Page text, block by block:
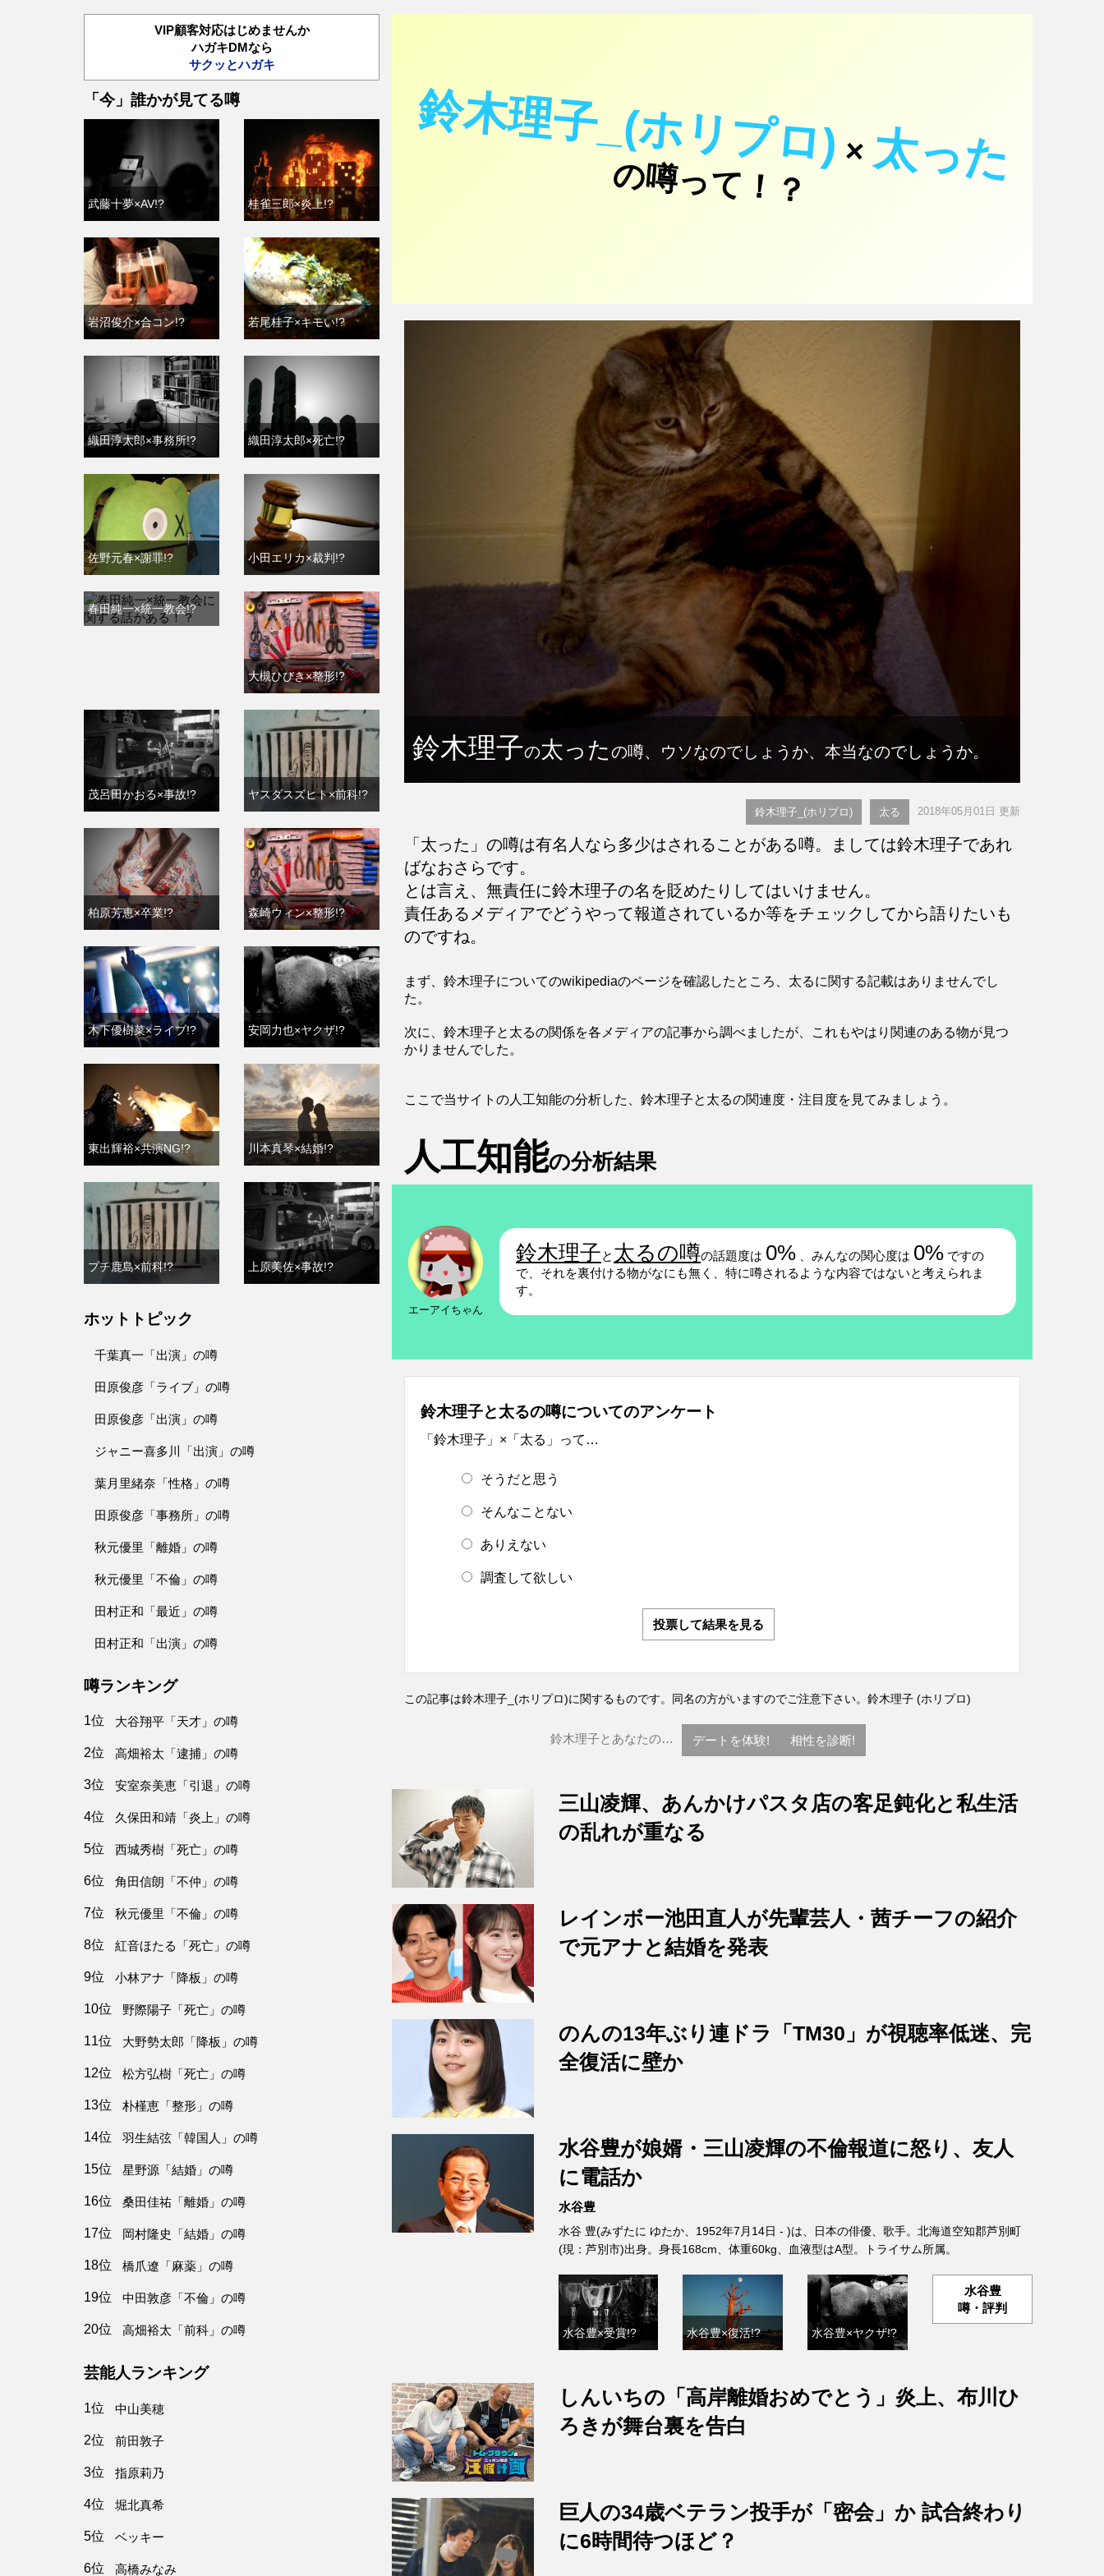
鈴木理子_(ホリプロ) × 太った
の噂って！？
鈴木理子の太ったの噂、ウソなのでしょうか、本当なのでしょうか。
鈴木理子_(ホリプロ) 太る 2018年05月01日 更新
「太った」の噂は有名人なら多少はされることがある噂。ましては鈴木理子であれ
ばなおさらです。
とは言え、無責任に鈴木理子の名を貶めたりしてはいけません。
責任あるメディアでどうやって報道されているか等をチェックしてから語りたいも
のですね。
まず、鈴木理子についてのwikipediaのページを確認したところ、太るに関する記載はありませんでし
た。
次に、鈴木理子と太るの関係を各メディアの記事から調べましたが、これもやはり関連のある物が見つ
かりませんでした。
ここで当サイトの人工知能の分析した、鈴木理子と太るの関連度・注目度を見てみましょう。
人工知能の分析結果
エーアイちゃん
鈴木理子と 太るの噂の話題度は 0% 、みんなの関心度は 0% ですの
で、それを裏付ける物がなにも無く、特に噂されるような内容ではないと考えられま
す。
鈴木理子と太るの噂についてのアンケート
「鈴木理子」×「太る」って…
そうだと思う
そんなことない
ありえない
調査して欲しい
投票して結果を見る
この記事は鈴木理子_(ホリプロ)に関するものです。同名の方がいますのでご注意下さい。 鈴木理子 (ホリプロ)
鈴木理子とあなたの… デートを体験! 相性を診断!
三山凌輝、あんかけパスタ店の客足鈍化と私生活
の乱れが重なる
レインボー池田直人が先輩芸人・茜チーフの紹介
で元アナと結婚を発表
のんの13年ぶり連ドラ「TM30」が視聴率低迷、完
全復活に壁か
水谷豊が娘婿・三山凌輝の不倫報道に怒り、友人
に電話か
水谷豊
水谷 豊(みずたに ゆたか、1952年7月14日 - )は、日本の俳優、歌手。北海道空知郡芦別町
(現：芦別市)出身。身長168cm、体重60kg、血液型はA型。トライサム所属。
水谷豊×受賞!? 水谷豊×復活!? 水谷豊×ヤクザ!?
水谷豊
噂・評判
しんいちの「高岸離婚おめでとう」炎上、布川ひ
ろきが舞台裏を告白
巨人の34歳ベテラン投手が「密会」か 試合終わり
に6時間待つほど？
VIP顧客対応はじめませんか
ハガキDMなら
サクッとハガキ
「今」誰かが見てる噂
武藤十夢×AV!? 桂雀三郎×炎上!?
岩沼俊介×合コン!? 若尾桂子×キモい!?
織田淳太郎×事務所!? 織田淳太郎×死亡!?
佐野元春×謝罪!? 小田エリカ×裁判!?
春田純一×統一教会!?
大槻ひびき×整形!?
茂呂田かおる×事故!? ヤスダスズヒト×前科!?
柏原芳恵×卒業!? 森崎ウィン×整形!?
木下優樹菜×ライブ!? 安岡力也×ヤクザ!?
東出輝裕×共演NG!? 川本真琴×結婚!?
プチ鹿島×前科!? 上原美佐×事故!?
ホットトピック
千葉真一「出演」の噂
田原俊彦「ライブ」の噂
田原俊彦「出演」の噂
ジャニー喜多川「出演」の噂
葉月里緒奈「性格」の噂
田原俊彦「事務所」の噂
秋元優里「離婚」の噂
秋元優里「不倫」の噂
田村正和「最近」の噂
田村正和「出演」の噂
噂ランキング
1位 大谷翔平「天才」の噂
2位 高畑裕太「逮捕」の噂
3位 安室奈美恵「引退」の噂
4位 久保田和靖「炎上」の噂
5位 西城秀樹「死亡」の噂
6位 角田信朗「不仲」の噂
7位 秋元優里「不倫」の噂
8位 紅音ほたる「死亡」の噂
9位 小林アナ「降板」の噂
10位 野際陽子「死亡」の噂
11位 大野勢太郎「降板」の噂
12位 松方弘樹「死亡」の噂
13位 朴槿恵「整形」の噂
14位 羽生結弦「韓国人」の噂
15位 星野源「結婚」の噂
16位 桑田佳祐「離婚」の噂
17位 岡村隆史「結婚」の噂
18位 橋爪遼「麻薬」の噂
19位 中田敦彦「不倫」の噂
20位 高畑裕太「前科」の噂
芸能人ランキング
1位 中山美穂
2位 前田敦子
3位 指原莉乃
4位 堀北真希
5位 ベッキー
6位 高橋みなみ